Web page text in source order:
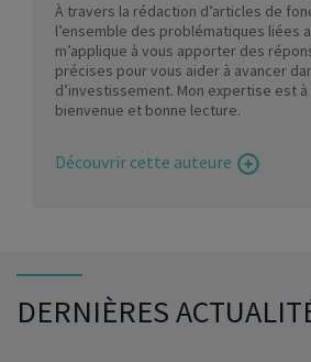
À travers la rédaction d’articles de
l’ensemble des problématiques liées
m’applique à vous apporter des
précises pour vous aider à avancer
d’investissement. Mon expertise est
bienvenue et bonne lecture.
Découvrir cette auteure
DERNIÈRES